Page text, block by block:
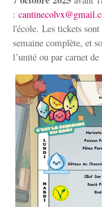
:
l'école. Les tickets
semaine complète, et
l’unité ou par carnet de